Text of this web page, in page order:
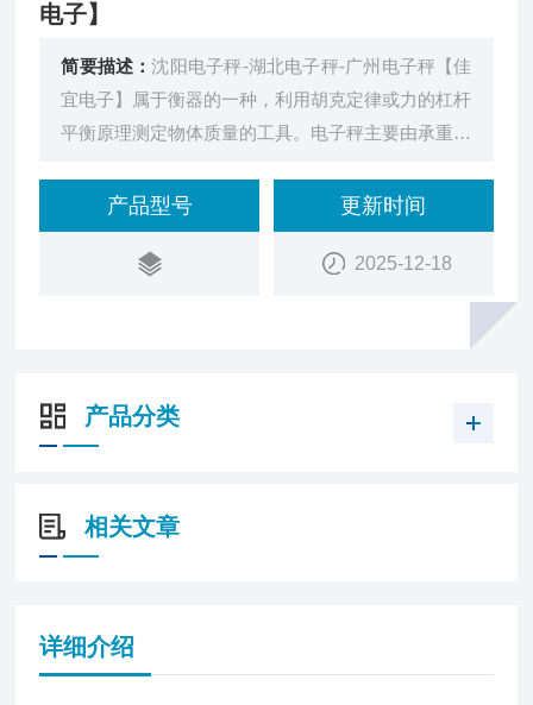
电子】
简要描述：沈阳电子秤-湖北电子秤-广州电子秤【佳
宜电子】属于衡器的一种，利用胡克定律或力的杠杆
平衡原理测定物体质量的工具。电子秤主要由承重系
统、传感器）和示值系统（如刻度盘、电子显示仪
表）3部分组成。按结构原理可分为机械秤、电子
秤、机电结合秤三大类。
产品型号 更新时间
2025-12-18
产品分类
相关文章
详细介绍